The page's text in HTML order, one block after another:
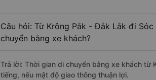
Câu hỏi: Từ Krông Pắk - Đắk Lắk đi
chuyển bằng xe khách?
Trả lời: Thời gian di chuyển bằng xe khách từ
tiếng, nếu mật độ giao thông thuận lợi.